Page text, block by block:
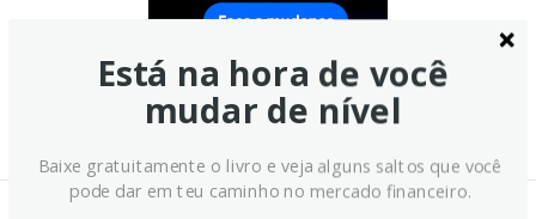
Está na hora de você
mudar de nível
Baixe gratuitamente o livro e veja alguns saltos que você
pode dar em teu caminho no mercado financeiro.